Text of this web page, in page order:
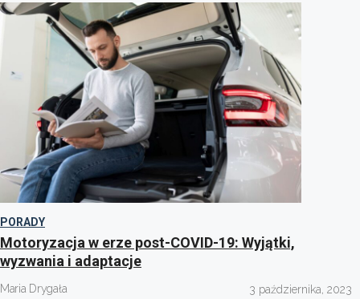
PORADY
Motoryzacja w erze post-COVID-19: Wyjątki,
wyzwania i adaptacje
Maria Drygała 3 października, 2023